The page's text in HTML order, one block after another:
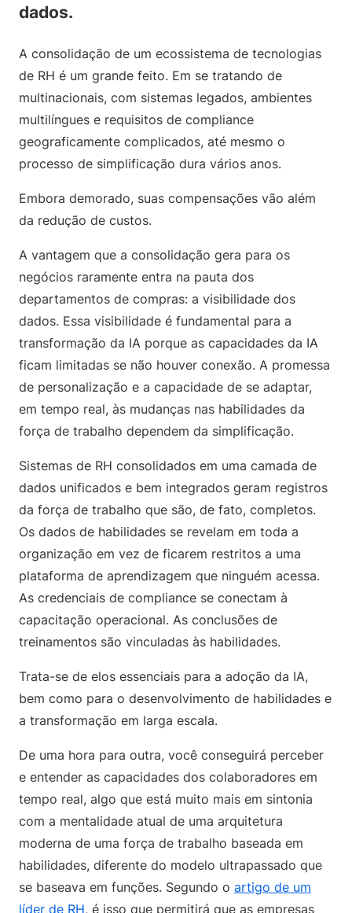
dados.
A consolidação de um ecossistema de tecnologias
de RH é um grande feito. Em se tratando de
multinacionais, com sistemas legados, ambientes
multilíngues e requisitos de compliance
geograficamente complicados, até mesmo o
processo de simplificação dura vários anos.
Embora demorado, suas compensações vão além
da redução de custos.
A vantagem que a consolidação gera para os
negócios raramente entra na pauta dos
departamentos de compras: a visibilidade dos
dados. Essa visibilidade é fundamental para a
transformação da IA porque as capacidades da IA
ficam limitadas se não houver conexão. A promessa
de personalização e a capacidade de se adaptar,
em tempo real, às mudanças nas habilidades da
força de trabalho dependem da simplificação.
Sistemas de RH consolidados em uma camada de
dados unificados e bem integrados geram registros
da força de trabalho que são, de fato, completos.
Os dados de habilidades se revelam em toda a
organização em vez de ficarem restritos a uma
plataforma de aprendizagem que ninguém acessa.
As credenciais de compliance se conectam à
capacitação operacional. As conclusões de
treinamentos são vinculadas às habilidades.
Trata-se de elos essenciais para a adoção da IA,
bem como para o desenvolvimento de habilidades e
a transformação em larga escala.
De uma hora para outra, você conseguirá perceber
e entender as capacidades dos colaboradores em
tempo real, algo que está muito mais em sintonia
com a mentalidade atual de uma arquitetura
moderna de uma força de trabalho baseada em
habilidades, diferente do modelo ultrapassado que
se baseava em funções. Segundo o artigo de um
líder de RH, é isso que permitirá que as empresas